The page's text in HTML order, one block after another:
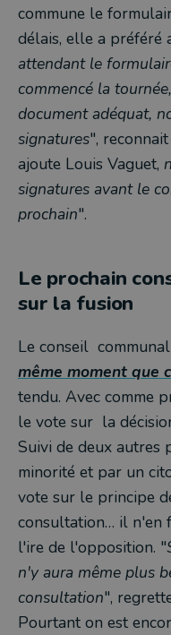
commune le
délais, elle a préféré
attendant le
commencé la
document adéquat,
signatures",
ajoute Louis Vaguet,
signatures avant le
prochain".
Le prochain
sur la fusion
Le conseil
même moment que
tendu. Avec comme
le vote sur la
Suivi de deux autres
minorité et par un
vote sur le principe
consultation… il n'en
l'ire de l'opposition. "
n'y aura même plus
consultation",
Pourtant on est